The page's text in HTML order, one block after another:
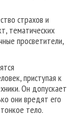
страхов и
тематических
просветители,
приступая к
Он допускает
они вредят его
тело.